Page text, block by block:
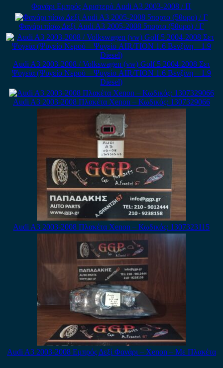
Φανάρι Εμπρός Αριστερό Audi A3 2003-2008 / Π
Φανάρι πίσω Δεξί Audi A3 2005-2008 5πορτο (5θυρο) / Γ
Audi A3 2003-2008 / Volkswagen (vw) Golf 5 2004-2008 Σετ
Ψυγεία (Ψυγείο Νερού – Ψυγείο AIR/TION 1.6 Βενζίνη – 1.9
Diesel)
Audi A3 2003-2008 Πλακέτα Xenon – Κωδικός: 1307329066
Audi A3 2003-2008 Πλακέτα Xenon – Κωδικός: 1307323115
Audi A3 2003-2008 Εμπρός Δεξί Φανάρι – Xenon – Με Πλακέτα